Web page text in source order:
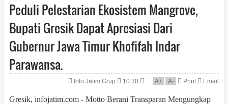
Peduli Pelestarian Ekosistem Mangrove,
Bupati Gresik Dapat Apresiasi Dari
Gubernur Jawa Timur Khofifah Indar
Parawansa.
Info Jatim Grup 10:30 A+ A- Print Email
Gresik, infojatim.com - Motto Berani Transparan Mengungkap